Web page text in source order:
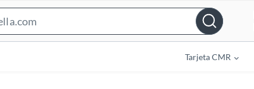
Bar
Tarjeta CMR